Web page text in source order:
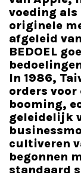
voeding
originele
afgeleid
BEDOEL
In 1986,
orders
booming,
geleidelijk
cultiveren
begonnen
standaard